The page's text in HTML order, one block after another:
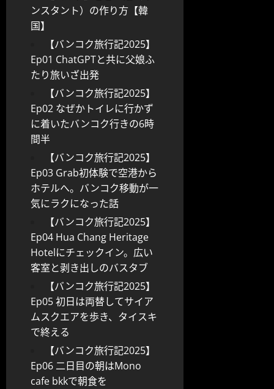
ンスタント）の作り方【韓
国】
【バンコク旅行記2025】
Ep01 ChatGPTと共に父娘ふ
たり旅いざ出発
【バンコク旅行記2025】
Ep02 なぜかトイレに行かず
に着いたバンコク行きの6時
間半
【バンコク旅行記2025】
Ep03 Grab初体験で空港から
ホテルへ。バンコク移動が一
気にラクになった話
【バンコク旅行記2025】
Ep04 Hua Chang Heritage
Hotelにチェックイン。広い
客室と剥き出しのバスタブ
【バンコク旅行記2025】
Ep05 初日は両替してサイア
ムスクエアを歩き、タイスキ
で終える
【バンコク旅行記2025】
Ep06 二日目の朝はMono
cafe bkkで朝食を